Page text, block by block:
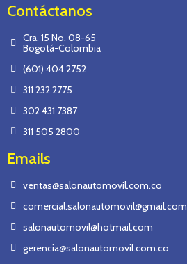
Contáctanos
Cra. 15 No. 08-65
Bogotá-Colombia
(601) 404 2752
311 232 2775
302 431 7387
311 505 2800
Emails
ventas@salonautomovil.com.co
comercial.salonautomovil@gmail.com
salonautomovil@hotmail.com
gerencia@salonautomovil.com.co